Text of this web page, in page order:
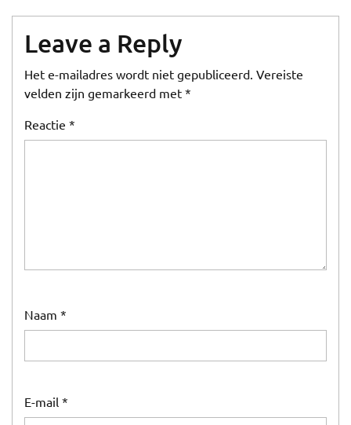
Leave a Reply
Het e-mailadres wordt niet gepubliceerd. Vereiste
velden zijn gemarkeerd met *
Reactie *
Naam *
E-mail *